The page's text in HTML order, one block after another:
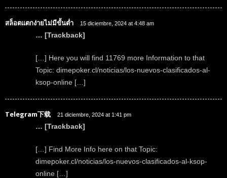
สล็อตแตกง่ายไม่มีขั้นต่ำ 15 diciembre, 2024 at 4:48 am
… [Trackback]
[…] Here you will find 11769 more Information to that
Topic: dimepoker.cl/noticias/los-nuevos-clasificados-al-
ksop-online […]
Telegram下载 21 diciembre, 2024 at 1:41 pm
… [Trackback]
[…] Find More Info here on that Topic:
dimepoker.cl/noticias/los-nuevos-clasificados-al-ksop-
online […]